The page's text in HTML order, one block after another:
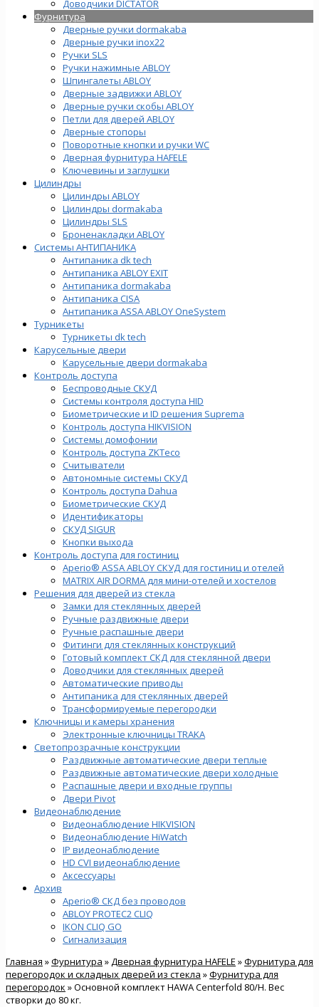
Доводчики DICTATOR
Фурнитура
Дверные ручки dormakaba
Дверные ручки inox22
Ручки SLS
Ручки нажимные ABLOY
Шпингалеты ABLOY
Дверные задвижки ABLOY
Дверные ручки скобы ABLOY
Петли для дверей ABLOY
Дверные стопоры
Поворотные кнопки и ручки WC
Дверная фурнитура HAFELE
Ключевины и заглушки
Цилиндры
Цилиндры ABLOY
Цилиндры dormakaba
Цилиндры SLS
Броненакладки ABLOY
Системы АНТИПАНИКА
Антипаника dk tech
Антипаника ABLOY EXIT
Антипаника dormakaba
Антипаника СISA
Антипаника ASSA ABLOY OneSystem
Турникеты
Турникеты dk tech
Карусельные двери
Карусельные двери dormakaba
Контроль доступа
Беспроводные СКУД
Системы контроля доступа HID
Биометрические и ID решения Suprema
Контроль доступа HIKVISION
Системы домофонии
Контроль доступа ZKTeco
Считыватели
Автономные системы СКУД
Контроль доступа Dahua
Биометрические СКУД
Идентификаторы
СКУД SIGUR
Кнопки выхода
Контроль доступа для гостиниц
Aperio® ASSA ABLOY СКУД для гостиниц и отелей
MATRIX AIR DORMA для мини-отелей и хостелов
Решения для дверей из стекла
Замки для стеклянных дверей
Ручные раздвижные двери
Ручные распашные двери
Фитинги для стеклянных конструкций
Готовый комплект СКД для стеклянной двери
Доводчики для стеклянных дверей
Автоматические приводы
Антипаника для стеклянных дверей
Трансформируемые перегородки
Ключницы и камеры хранения
Электронные ключницы TRAKA
Светопрозрачные конструкции
Раздвижные автоматические двери теплые
Раздвижные автоматические двери холодные
Распашные двери и входные группы
Двери Pivot
Видеонаблюдение
Видеонаблюдение HIKVISION
Видеонаблюдение HiWatch
IP видеонаблюдение
HD CVI видеонаблюдение
Аксессуары
Архив
Aperio® СКД без проводов
ABLOY PROTEC2 CLIQ
IKON CLIQ GO
Сигнализация
Главная »Фурнитура » Дверная фурнитура HAFELE »Фурнитура для
перегородок и складных дверей из стекла »Фурнитура для
перегородок » Основной комплект HAWA Centerfold 80/H. Вес
створки до 80 кг.